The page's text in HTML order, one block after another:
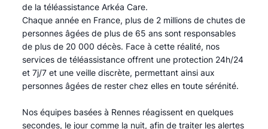
de la téléassistance Arkéa Care.
Chaque année en France, plus de 2 millions de chutes de
personnes âgées de plus de 65 ans sont responsables
de plus de 20 000 décès. Face à cette réalité, nos
services de téléassistance offrent une protection 24h/24
et 7j/7 et une veille discrète, permettant ainsi aux
personnes âgées de rester chez elles en toute sérénité.​
Nos équipes basées à Rennes réagissent en quelques
secondes, le jour comme la nuit, afin de traiter les alertes